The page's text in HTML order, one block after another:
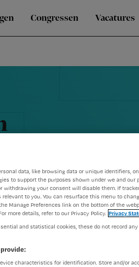
Congressen Vacatures
data, like browsing data or unique identifiers,
to support the purposes shown under we and our
withdrawing your consent will disable them. If
to you. You can resurface this menu to
Manage Preferences link on the bottom of the
more details, refer to our Privacy Policy. Privacy
and statistical cookies, these do not record
characteristics for identification. Store and/or